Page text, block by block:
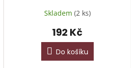
Skladem (2 ks)
192 Kč
Do košíku